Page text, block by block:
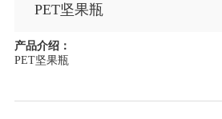
PET坚果瓶
产品介绍：
PET坚果瓶